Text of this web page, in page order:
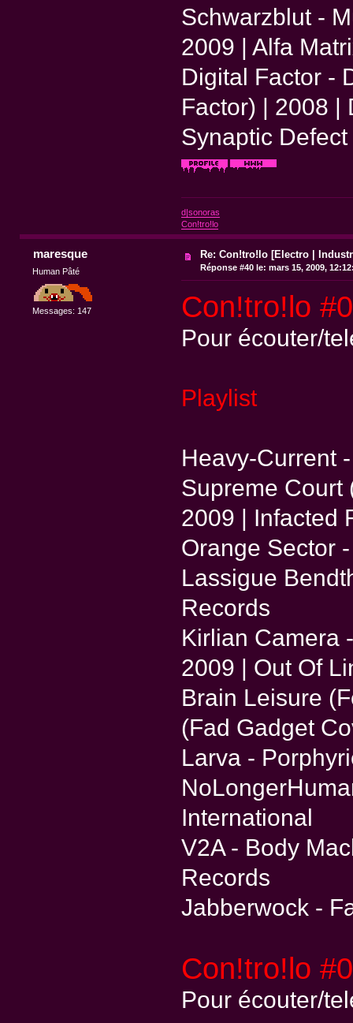
Schwarzblut -
2009 | Alfa
Digital Factor -
Factor) | 2008 |
Synaptic
d|sonoras
Con!tro!lo
maresque
Human Pâté
Messages: 147
Re: Con!tro!lo [Electro |
Réponse #40 le: mars 15, 2009,
Con!tro!lo
Pour écouter/
Playlist
Heavy-Current
Supreme Court
2009 | Infacted
Orange Sector
Lassigue
Records
Kirlian Camera
2009 | Out Of
Brain Leisure
(Fad Gadget
Larva -
International
V2A - Body
Records
Jabberwock -
Con!tro!lo
Pour écouter/